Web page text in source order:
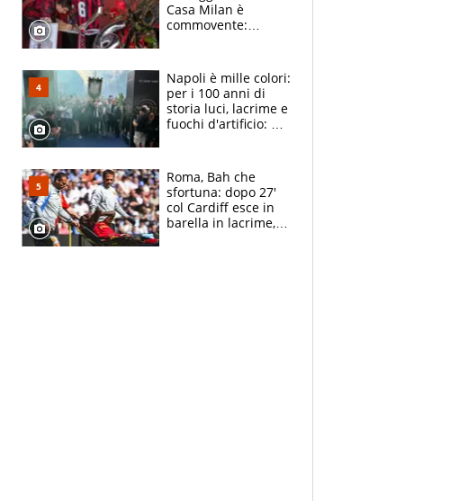
Casa Milan è
commovente:
bigliettini
Napoli è mille colori:
per i 100 anni di
storia luci, lacrime e
fuochi d'artificio: De
Roma, Bah che
sfortuna: dopo 27'
col Cardiff esce in
barella in lacrime,